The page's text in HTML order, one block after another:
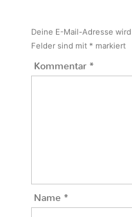
Deine E-Mail-Adresse
Felder sind mit * markiert
Kommentar *
Name *